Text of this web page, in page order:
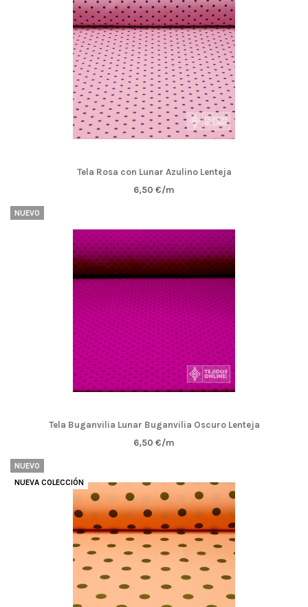
Tela Rosa con Lunar Azulino Lenteja
6,50 €/m
NUEVO
Tela Buganvilia Lunar Buganvilia Oscuro Lenteja
6,50 €/m
NUEVO
NUEVA COLECCIÓN